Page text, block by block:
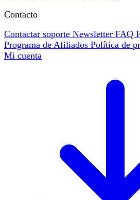
Contacto
Contactar soporte Newsletter FAQ
Programa de Afiliados Política de
Mi cuenta